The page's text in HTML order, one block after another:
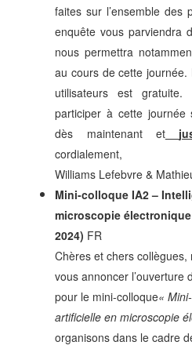
faites sur l’ensemble des
enquête vous parviendra
nous permettra
au cours de cette journée.
utilisateurs est gratuite.
participer à cette journée
dès maintenant et
cordialement,
Williams Lefebvre &
Mini-colloque IA2 –
microscopie
2024) FR
Chères et chers
vous annoncer l’ouverture
pour le mini-colloque«
artificielle en microscopie
organisons dans le cadre